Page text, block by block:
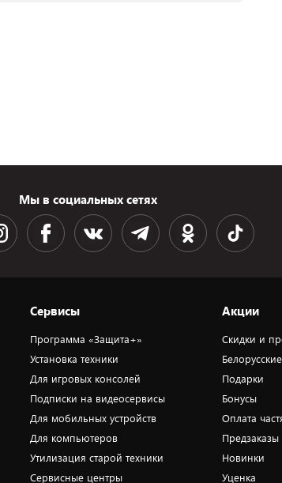
Мы в социальных сетях
Сервисы
Программа «Защита+»
Установка техники
Для игровых консолей
Подписки на видеосервисы
Для мобильных устройств
Для компьютеров
Утилизация старой техники
Сервисные центры
Акции
Скидки и
Подарки
Бонусы
Оплата
Предзаказы
Новинки
Уценка